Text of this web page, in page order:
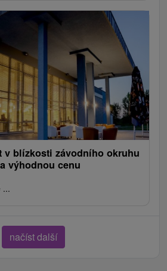
v blízkosti závodního okruhu
výhodnou cenu
...
načíst další